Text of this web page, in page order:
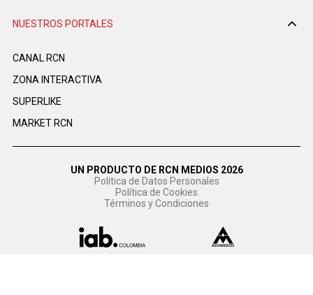
NUESTROS PORTALES
CANAL RCN
ZONA INTERACTIVA
SUPERLIKE
MARKET RCN
UN PRODUCTO DE RCN MEDIOS 2026
Política de Datos Personales
Política de Cookies
Términos y Condiciones